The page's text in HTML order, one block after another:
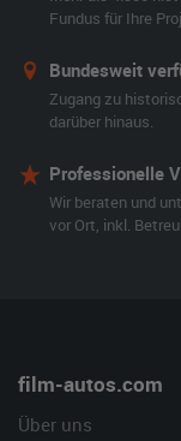
Fundus für Ihre
Bundesweit
Zugang zu
darüber hinaus.
Professionelle
Wir beraten und
vor Ort, inkl.
film-autos.com
Über uns